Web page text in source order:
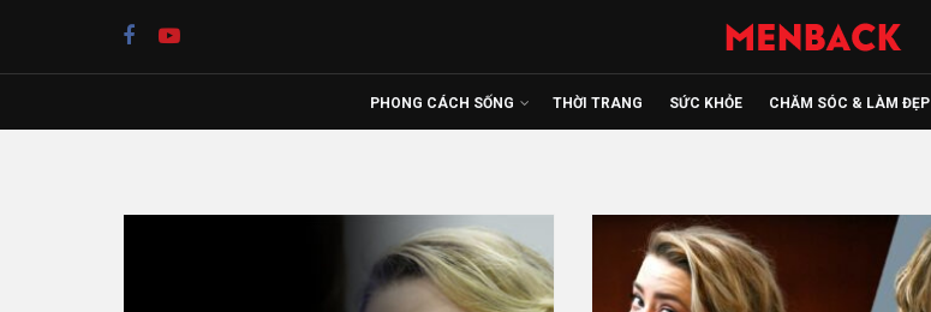
PHONG CÁCH SỐNG THỜI TRANG SỨC KHỎE CHĂM SÓC & LÀM ĐẸP